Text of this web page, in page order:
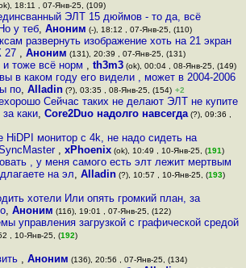
18:11 , 07-Янв-25, (109)
ЭЛТ 15 дюймов - то да, всё
у теб, Аноним (-), 18:12 , 07-Янв-25, (110)
развернуть изображение хоть на 21 экран
27 , Аноним (131), 20:39 , 07-Янв-25, (131)
тоже всё норм , th3m3(ok), 00:04 , 08-Янв-25, (149)
в каком году его видели , может в 2004-2006
по, Alladin(?), 03:35 , 08-Янв-25, (154) +2
Сейчас таких не делают ЭЛТ не купите
каки,Core2Duo надолго навсегда (?), 09:36 ,
HiDPI монитор с 4k, не надо сидеть на
, xPhoenix(ok), 10:49 , 10-Янв-25, (191)
, у меня самого есть элт лежит мертвым
на эл, Alladin(?), 10:57 , 10-Янв-25, (193)
хотели Или опять громкий план, за
,Аноним (116), 19:01 , 07-Янв-25, (122)
управления загрузкой с графической средой
, 10-Янв-25, (192)
,Аноним (136), 20:56 , 07-Янв-25, (134)